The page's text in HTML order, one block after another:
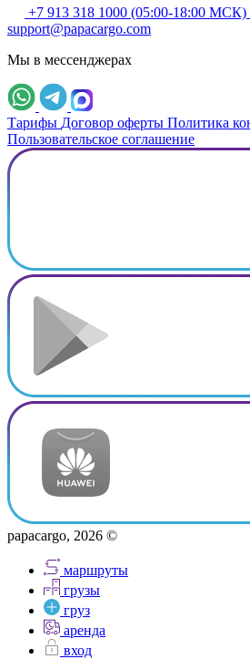
+7 913 318 1000 (05:00-18:00 МСК)
support@papacargo.com
Мы в мессенджерах
Тарифы Договор оферты Политика
Пользовательское соглашение
papacargo, 2026 ©
маршруты
грузы
груз
аренда
вход